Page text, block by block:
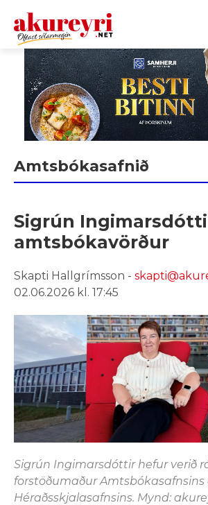
Leita
Amtsbókasafnið
Sigrún
amtsbókavörður
Skapti Hallgrímsson -
02.06.2026 kl. 17:45
Sigrún Ingimarsdóttir hefur verið
forstöðumaður Amtsbókasafnsins
Héraðsskjalasafnsins. Mynd: